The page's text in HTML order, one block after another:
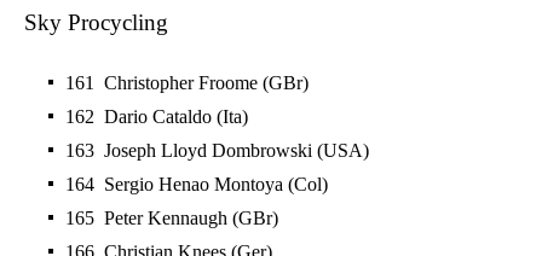
Sky Procycling
161 Christopher Froome (GBr)
162 Dario Cataldo (Ita)
163 Joseph Lloyd Dombrowski (USA)
164 Sergio Henao Montoya (Col)
165 Peter Kennaugh (GBr)
166 Christian Knees (Ger)